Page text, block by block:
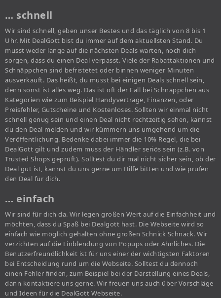
… schnell
Wir sind schnell, geben unser Bestes und das täglich von 8 bis 1
Uhr. Mit DealGott bist du immer auf dem aktuellsten Stand. Du
musst weder lange auf die nächsten Deals warten, noch dich
sorgen, dass du einen Deal verpasst. Viele der Rabattaktionen und
Schnäppchen sind befristetet oder binnen weniger Minuten
ausverkauft. Das heißt, du musst bei einigen Deals schnell sein,
denn sonst ist alles weg. Das ist oft der Fall bei Schnäppchen aus
Kategorien wie zum Beispiel Handyverträge, Finanzen, oder
Preisfehler, Gutscheine und Kostenloses. Sollten wir einmal nicht
schnell genug sein und einen Deal nicht rechtzeitig sehen, kannst
du den Deal melden und wir kümmern uns umgehend um die
Veröffentlichung. Bedenke dabei immer die 10% Regel, die bei
DealGott gilt und zudem muss der Händler seriös sein (z.B. von
Trusted Shops geprüft). Solltest du dir mal nicht sicher sein, ob der
Deal gut ist, kannst du uns gerne um Hilfe bitten und wie prüfen
den Deal für dich.
… einfach
Wir sind für dich da. Wir legen großen Wert auf die Einfachheit und
möchten, dass du Spaß bei Dealgott hast. Die Webseite wird so
einfach wie möglich gehalten ohne großen Schnick Schnack. Wir
verzichten auf die Einblendung von Popups oder Ähnliches. Die
Benutzerfreundlichkeit ist für uns einer der wichtigsten Faktoren
bei Entscheidung rund um die Webseite. Solltest du dennoch
einen Fehler finden, zum Beispiel bei der Darstellung eines Deals,
dann kontaktiere uns gerne. Wir freuen uns auch über Vorschläge
und Ideen für die DealGott Webseite.